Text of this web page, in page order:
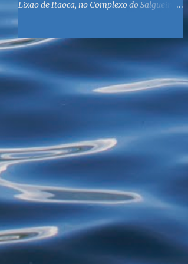
Lixão de Itaoca, no Complexo do Salgueiro,
catadores locais, como comida e material
higiênico, além de atendimento médico. O
Fórum Local espera contar com a
participação de ONGs locais e da população
Feliciano Sodré 82, Sala 104 – Centro, no
horário 9h às 17h, de segunda a sexta. Mais
informações também podem ser obtidas
pelo telefone (21) 3474-1004 e pelo e-mail
agenda21sg@r7.com . O Lixão do Salgueiro
foi fechado em fevereiro por determinação
do Governo Federal, que está instituindo o
fim de lixões no Brasil até 2014. Os
habitantes da região que viviam do lixo há
mais de 40 anos - selecionando roupas e